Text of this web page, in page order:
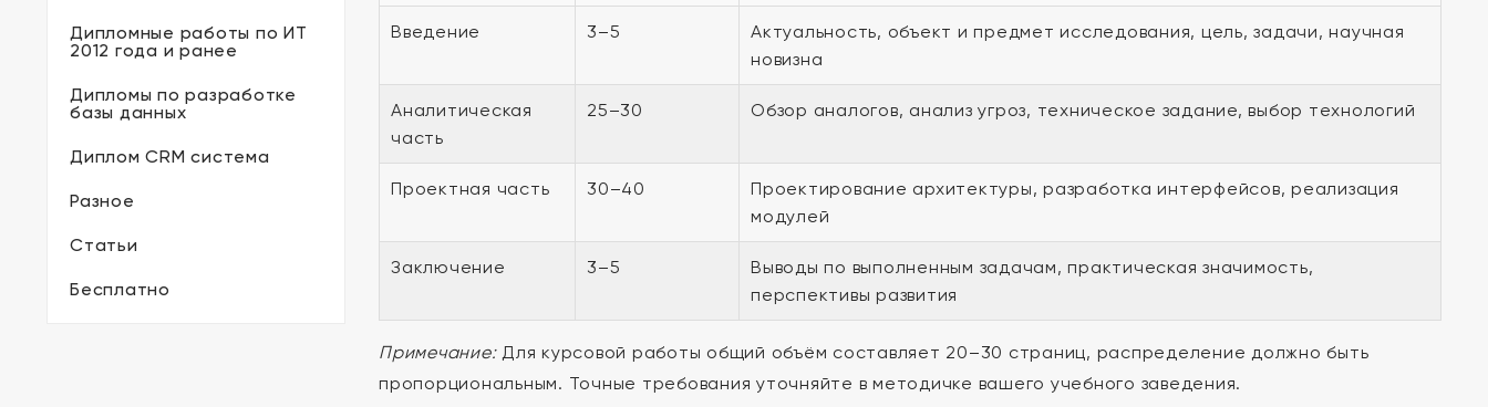
Дипломные работы по ИТ
2012 года и ранее
Дипломы по разработке
базы данных
Диплом CRM система
Разное
Статьи
Бесплатно
Введение 3–5
Актуальность, объект и предмет исследования, цель, задачи, научная
новизна
Аналитическая
часть
25–30 Обзор аналогов, анализ угроз, техническое задание, выбор технологий
Проектная часть 30–40
Проектирование архитектуры, разработка интерфейсов, реализация
модулей
Заключение 3–5
Выводы по выполненным задачам, практическая значимость,
перспективы развития
Примечание:Для курсовой работы общий объём составляет 20–30 страниц, распределение должно быть
пропорциональным. Точные требования уточняйте в методичке вашего учебного заведения.